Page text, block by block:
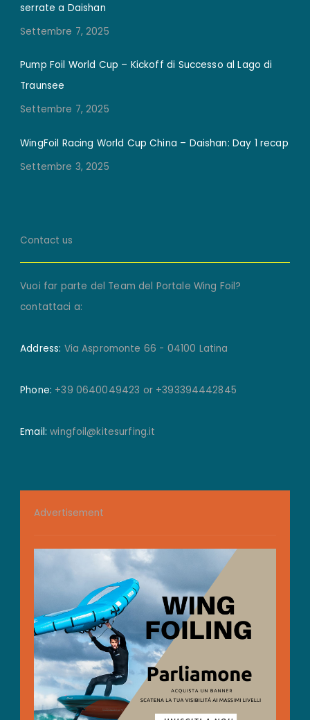
serrate a Daishan
Settembre 7, 2025
Pump Foil World Cup – Kickoff di Successo al Lago di
Traunsee
Settembre 7, 2025
WingFoil Racing World Cup China – Daishan: Day 1 recap
Settembre 3, 2025
Contact us
Vuoi far parte del Team del Portale Wing Foil?
contattaci a:
Address: Via Aspromonte 66 - 04100 Latina
Phone: +39 0640049423 or +393394442845
Email:wingfoil@kitesurfing.it
Advertisement